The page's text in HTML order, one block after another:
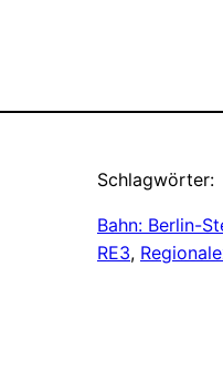
Schlagwörter:
Bahn: Berlin-
RE3,